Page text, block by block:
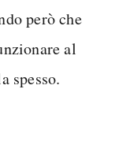
però che
al
spesso.